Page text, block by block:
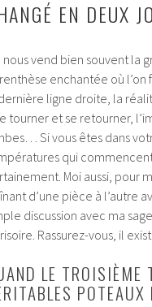
EN DEUX
nous vend bien souvent la
enchantée où l’on
ligne droite, la
tourner et se retourner,
Si vous êtes dans
qui
Moi aussi, pour
d’une pièce à l’autre
discussion avec ma
Rassurez-vous, il
LE TROISIÈME
POTEAUX